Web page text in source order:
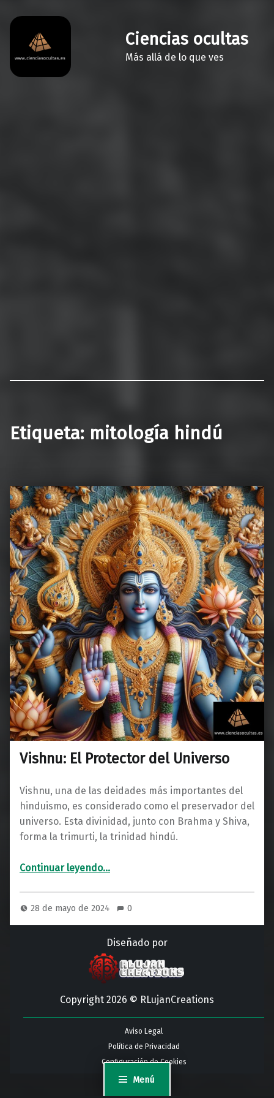
Menú
Ciencias ocultas
Más allá de lo que ves
Etiqueta: mitología hindú
Vishnu: El Protector del Universo
Vishnu, una de las deidades más importantes del
hinduismo, es considerado como el preservador del
universo. Esta divinidad, junto con Brahma y Shiva,
forma la trimurti, la trinidad hindú.
Continuar leyendo…
28 de mayo de 2024 0
Diseñado por
Copyright 2026 © RLujanCreations
Aviso Legal
Política de Privacidad
Configuración de Cookies